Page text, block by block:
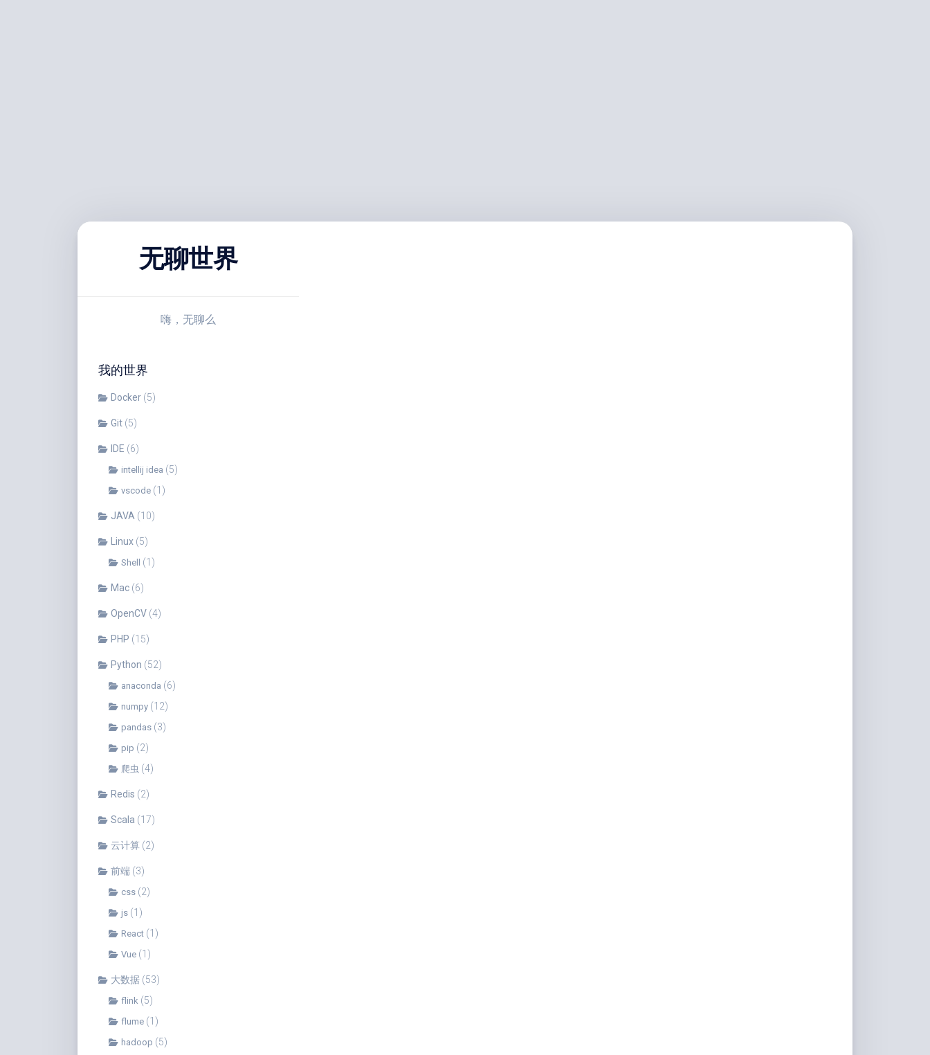
无聊世界
嗨，无聊么
我的世界
Docker (5)
Git (5)
IDE (6)
intellij idea (5)
vscode (1)
JAVA (10)
Linux (5)
Shell (1)
Mac (6)
OpenCV (4)
PHP (15)
Python (52)
anaconda (6)
numpy (12)
pandas (3)
pip (2)
爬虫 (4)
Redis (2)
Scala (17)
云计算 (2)
前端 (3)
css (2)
js (1)
React (1)
Vue (1)
大数据 (53)
flink (5)
flume (1)
hadoop (5)